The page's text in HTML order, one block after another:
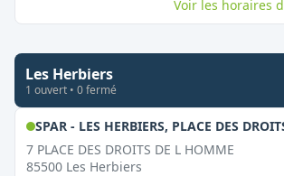
Voir les horaires
Les Herbiers
1 ouvert • 0fermé
SPAR - LES HERBIERS, PLACE DES
7 PLACE DES DROITS DE L HOMME
85500 Les Herbiers